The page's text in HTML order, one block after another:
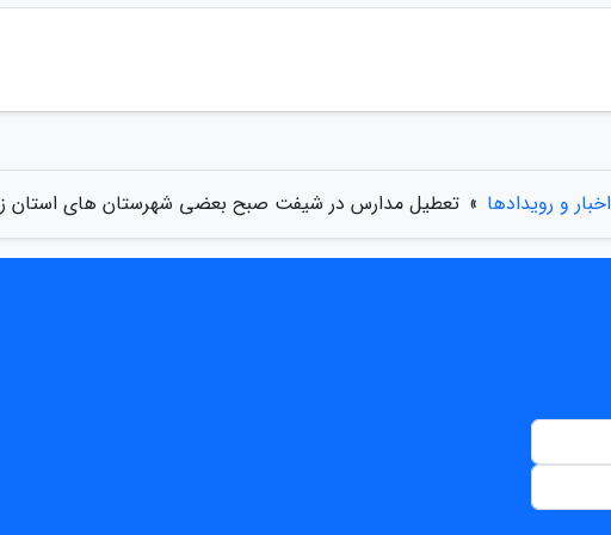
اخبار و رویدادها » تعطیل مدارس در شیفت صبح بعضی شهرستان های استان